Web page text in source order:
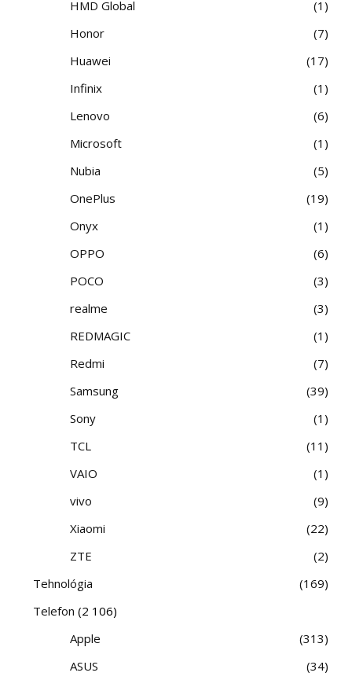
HMD Global
1
Honor
7
Huawei
17
Infinix
1
Lenovo
6
Microsoft
1
Nubia
5
OnePlus
19
Onyx
1
OPPO
6
POCO
3
realme
3
REDMAGIC
1
Redmi
7
Samsung
39
Sony
1
TCL
11
VAIO
1
vivo
9
Xiaomi
22
ZTE
2
Tehnológia
169
Telefon (2 106)
Apple
313
ASUS
34